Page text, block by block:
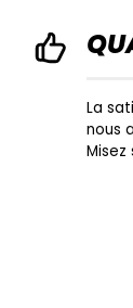
La
nous
Misez